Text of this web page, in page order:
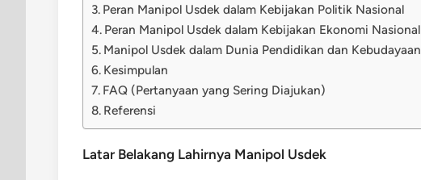
Peran Manipol Usdek dalam Kebijakan Politik Nasional
Peran Manipol Usdek dalam Kebijakan Ekonomi Nasional
Manipol Usdek dalam Dunia Pendidikan dan Kebudayaan
Kesimpulan
FAQ (Pertanyaan yang Sering Diajukan)
Referensi
Latar Belakang Lahirnya Manipol Usdek